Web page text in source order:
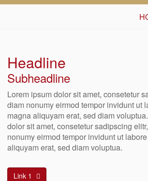
Headline
Subheadline
Lorem ipsum dolor sit amet, consetetur
diam nonumy eirmod tempor invidunt ut
magna aliquyam erat, sed diam
dolor sit amet, consetetur sadipscing
nonumy eirmod tempor invidunt ut
aliquyam erat, sed diam voluptua.
Link 1